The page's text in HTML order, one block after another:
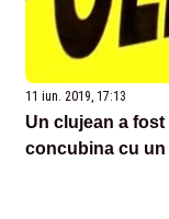
11 iun. 2019, 17:13
Un clujean a
concubina cu un